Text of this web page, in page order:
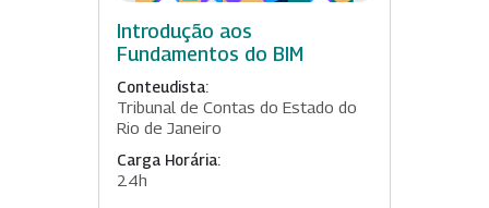
Introdução aos
Fundamentos do BIM
Conteudista:
Tribunal de Contas do Estado do
Rio de Janeiro
Carga Horária:
24h